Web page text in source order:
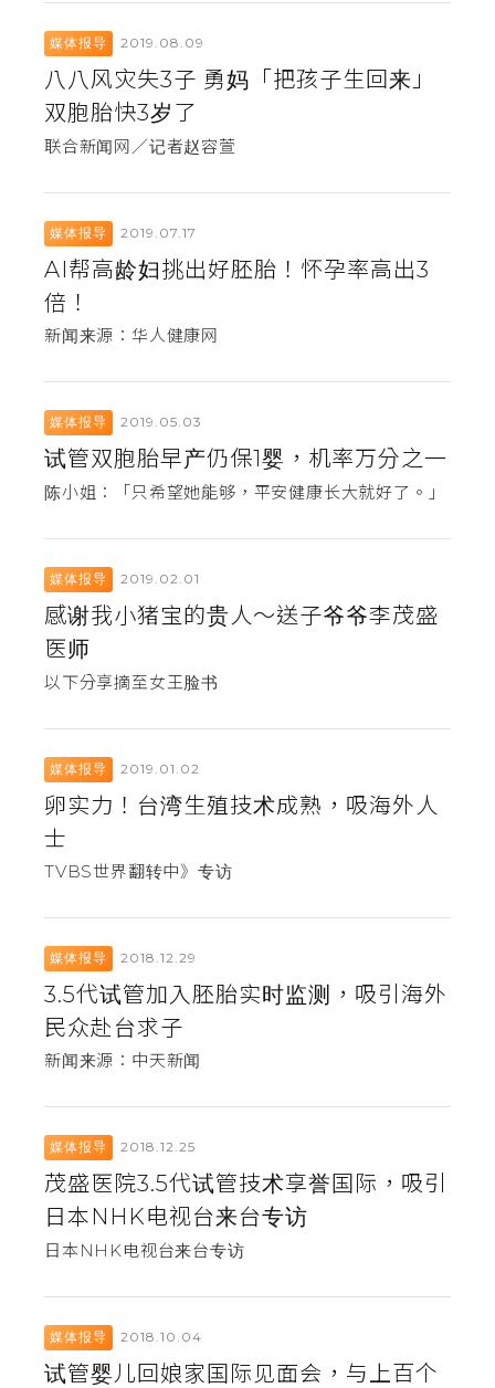
媒体报导 2019.08.09
八八风灾失3子 勇妈「把孩子生回来」
双胞胎快3岁了
联合新闻网／记者赵容萱
媒体报导 2019.07.17
AI帮高龄妇挑出好胚胎！怀孕率高出3
倍！
新闻来源：华人健康网
媒体报导 2019.05.03
试管双胞胎早产仍保1婴，机率万分之一
陈小姐：「只希望她能够，平安健康长大就好了。」
媒体报导 2019.02.01
感谢我小猪宝的贵人～送子爷爷李茂盛
医师
以下分享摘至女王脸书
媒体报导 2019.01.02
卵实力！台湾生殖技术成熟，吸海外人
士
TVBS世界翻转中》专访
媒体报导 2018.12.29
3.5代试管加入胚胎实时监测，吸引海外
民众赴台求子
新闻来源：中天新闻
媒体报导 2018.12.25
茂盛医院3.5代试管技术享誉国际，吸引
日本NHK电视台来台专访
日本NHK电视台来台专访
媒体报导 2018.10.04
试管婴儿回娘家国际见面会，与上百个